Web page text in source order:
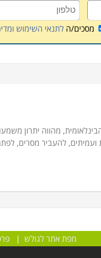
מסכים/הלתנאי השימוש
מהווה יתרון
להעביר מסרים,
מפת אתר לגולש |